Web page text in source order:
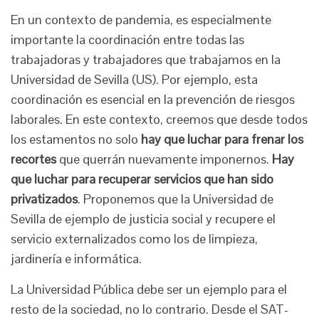
En un contexto de pandemia, es especialmente
importante la coordinación entre todas las
trabajadoras y trabajadores que trabajamos en la
Universidad de Sevilla (US). Por ejemplo, esta
coordinación es esencial en la prevención de riesgos
laborales. En este contexto, creemos que desde todos
los estamentos no solo hay que luchar para frenar los
recortesque querrán nuevamente imponernos. Hay
que luchar para recuperar servicios que han sido
privatizados. Proponemos que la Universidad de
Sevilla de ejemplo de justicia social y recupere el
servicio externalizados como los de limpieza,
jardinería e informática.
La Universidad Pública debe ser un ejemplo para el
resto de la sociedad, no lo contrario. Desde el SAT-